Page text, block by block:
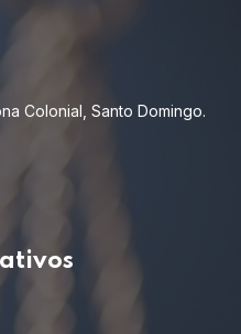
Colonial, Santo Domingo.